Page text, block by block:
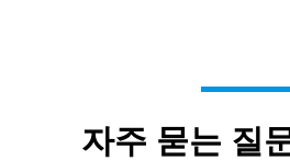
자주 묻는 질